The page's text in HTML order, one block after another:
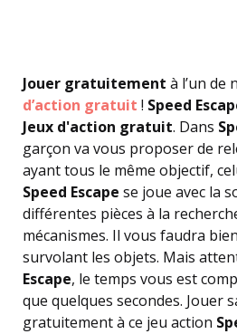
Jouer gratuitement à l’un de
d’action gratuit ! Speed
Jeux d'action gratuit. Dans
garçon va vous proposer de
ayant tous le même objectif,
Speed Escape se joue avec la
différentes pièces à la
mécanismes. Il vous faudra
survolant les objets. Mais
Escape, le temps vous est
que quelques secondes. Jouer
gratuitement à ce jeu action